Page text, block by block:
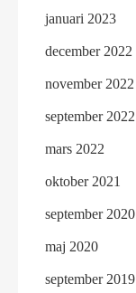
januari 2023
december 2022
november 2022
september 2022
mars 2022
oktober 2021
september 2020
maj 2020
september 2019